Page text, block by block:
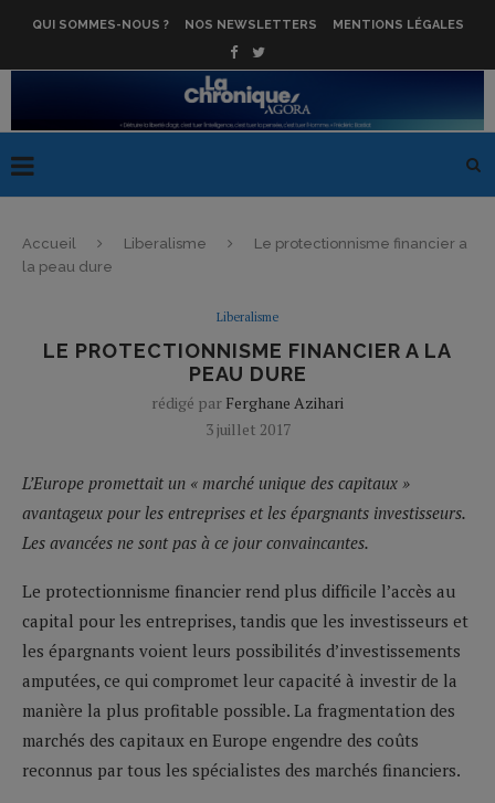
QUI SOMMES-NOUS ? NOS NEWSLETTERS MENTIONS LÉGALES
Accueil Liberalisme
Le protectionnisme financier a
la peau dure
Liberalisme
LE PROTECTIONNISME FINANCIER A LA
PEAU DURE
rédigé par Ferghane Azihari
3 juillet 2017
L’Europe promettait un « marché unique des capitaux »
avantageux pour les entreprises et les épargnants investisseurs.
Les avancées ne sont pas à ce jour convaincantes.
Le protectionnisme financier rend plus difficile l’accès au
capital pour les entreprises, tandis que les investisseurs et
les épargnants voient leurs possibilités d’investissements
amputées, ce qui compromet leur capacité à investir de la
manière la plus profitable possible. La fragmentation des
marchés des capitaux en Europe engendre des coûts
reconnus par tous les spécialistes des marchés financiers.